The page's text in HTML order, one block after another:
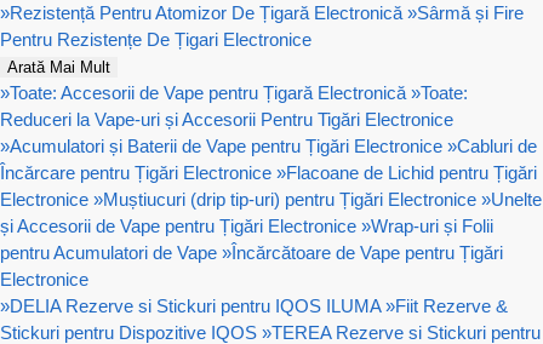
»Rezistență Pentru Atomizor De Țigară Electronică »Sârmă și Fire
Pentru Rezistențe De Țigari Electronice
Arată Mai Mult
»Toate: Accesorii de Vape pentru Țigară Electronică »Toate:
Reduceri la Vape-uri și Accesorii Pentru Tigări Electronice
»Acumulatori și Baterii de Vape pentru Țigări Electronice »Cabluri de
Încărcare pentru Țigări Electronice »Flacoane de Lichid pentru Țigări
Electronice »Muștiucuri (drip tip-uri) pentru Țigări Electronice »Unelte
și Accesorii de Vape pentru Țigări Electronice »Wrap-uri și Folii
pentru Acumulatori de Vape »Încărcătoare de Vape pentru Țigări
Electronice
»DELIA Rezerve si Stickuri pentru IQOS ILUMA »Fiit Rezerve &
Stickuri pentru Dispozitive IQOS »TEREA Rezerve si Stickuri pentru